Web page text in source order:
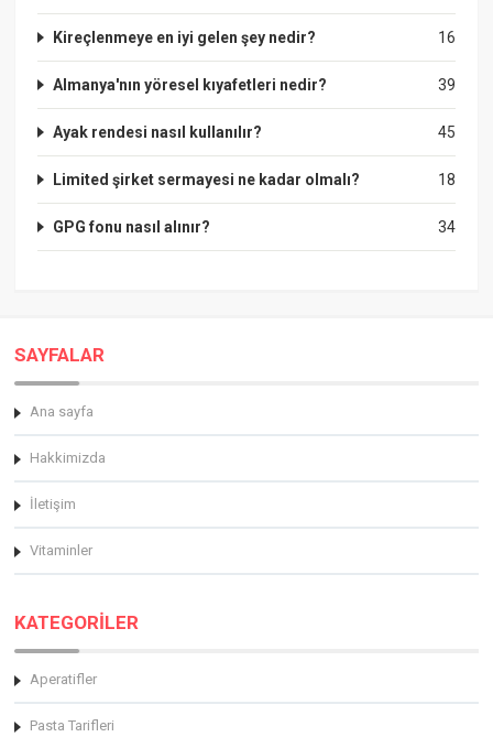
16
Kireçlenmeye en iyi gelen şey nedir?
39
Almanya'nın yöresel kıyafetleri nedir?
45
Ayak rendesi nasıl kullanılır?
18
Limited şirket sermayesi ne kadar olmalı?
34
GPG fonu nasıl alınır?
SAYFALAR
Ana sayfa
Hakkimizda
İletişim
Vitaminler
KATEGORİLER
Aperatifler
Pasta Tarifleri